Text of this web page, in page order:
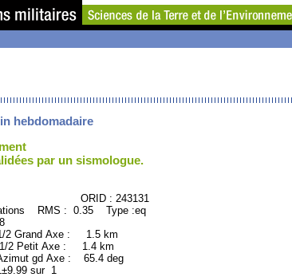
hebdomadaire
par un sismologue.
: 243131
RMS : 0.35 Type :eq
Axe : 1.5 km
Petit Axe : 1.4 km
Axe : 65.4 deg
sur 1